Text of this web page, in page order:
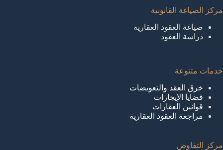
مركز الصياغة القانونية
صياغة العقود العقارية
دراسة العقود
خدمات متنوعة
خرق العقد والتعويضات
قضايا الإيجارات
قوانين العقارات
مراجعة العقود العقارية
مركز التفاوض